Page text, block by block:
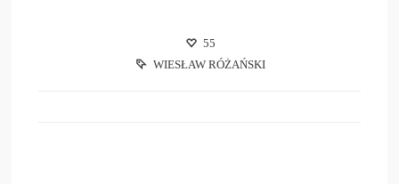
55
WIESŁAW RÓŻAŃSKI